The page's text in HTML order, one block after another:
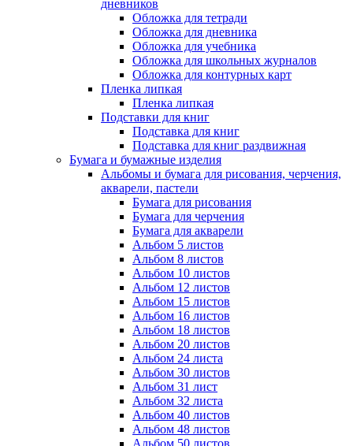
дневников
Обложка для тетради
Обложка для дневника
Обложка для учебника
Обложка для школьных журналов
Обложка для контурных карт
Пленка липкая
Пленка липкая
Подставки для книг
Подставка для книг
Подставка для книг раздвижная
Бумага и бумажные изделия
Альбомы и бумага для рисования, черчения,
акварели, пастели
Бумага для рисования
Бумага для черчения
Бумага для акварели
Альбом 5 листов
Альбом 8 листов
Альбом 10 листов
Альбом 12 листов
Альбом 15 листов
Альбом 16 листов
Альбом 18 листов
Альбом 20 листов
Альбом 24 листа
Альбом 30 листов
Альбом 31 лист
Альбом 32 листа
Альбом 40 листов
Альбом 48 листов
Альбом 50 листов